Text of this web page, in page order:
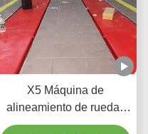
X5 Máquina de
alineamiento de ruedas
3D para ajuste de